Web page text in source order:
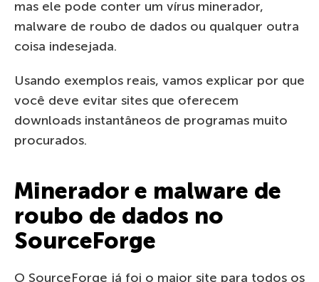
mas ele pode conter um vírus minerador,
malware de roubo de dados ou qualquer outra
coisa indesejada.
Usando exemplos reais, vamos explicar por que
você deve evitar sites que oferecem
downloads instantâneos de programas muito
procurados.
Minerador e malware de
roubo de dados no
SourceForge
O SourceForge já foi o maior site para todos os